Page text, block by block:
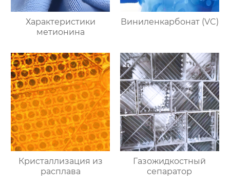
Характеристики
метионина
Виниленкарбонат (VC)
Кристаллизация из
расплава
Газожидкостный
сепаратор